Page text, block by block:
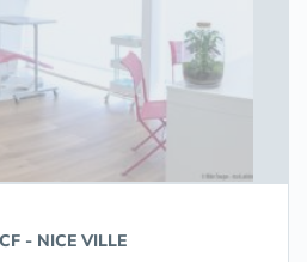
- NICE VILLE